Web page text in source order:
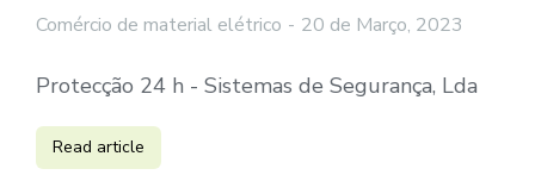
Comércio de material elétrico 20 de Março, 2023
Protecção 24 h - Sistemas de Segurança, Lda
Read article